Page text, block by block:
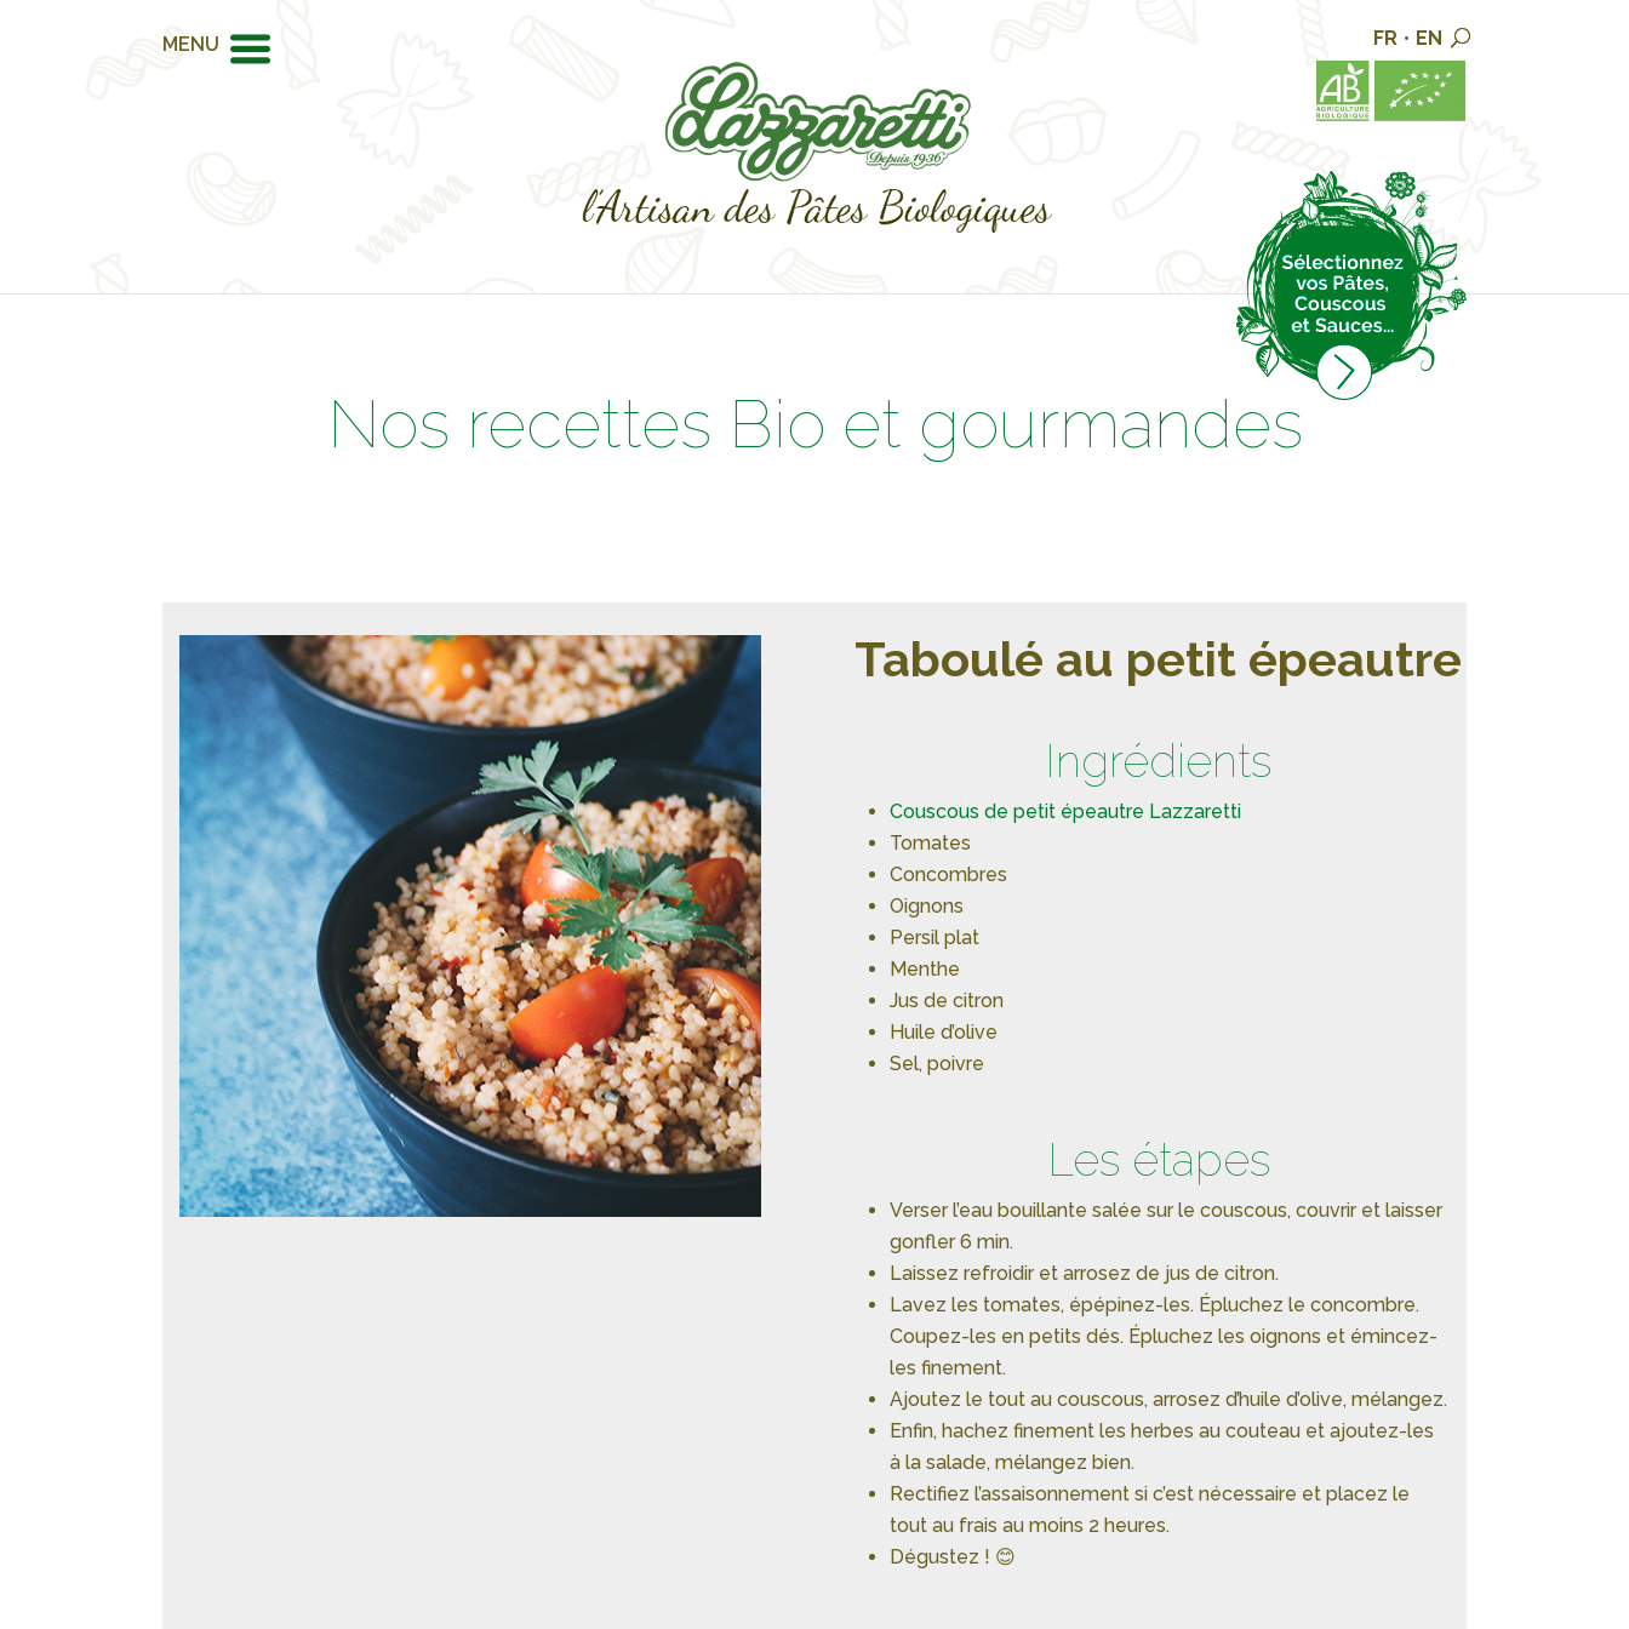
MENU FR • EN
Nos recettes Bio et gourmandes
Taboulé au petit épeautre
Ingrédients
Couscous de petit épeautre Lazzaretti
Tomates
Concombres
Oignons
Persil plat
Menthe
Jus de citron
Huile d’olive
Sel, poivre
Les étapes
Verser l’eau bouillante salée sur le couscous, couvrir et laisser
gonfler 6 min.
Laissez refroidir et arrosez de jus de citron.
Lavez les tomates, épépinez-les. Épluchez le concombre.
Coupez-les en petits dés. Épluchez les oignons et émincez-
les finement.
Ajoutez le tout au couscous, arrosez d’huile d’olive, mélangez.
Enfin, hachez finement les herbes au couteau et ajoutez-les
à la salade, mélangez bien.
Rectifiez l’assaisonnement si c’est nécessaire et placez le
tout au frais au moins 2 heures.
Dégustez ! 😊